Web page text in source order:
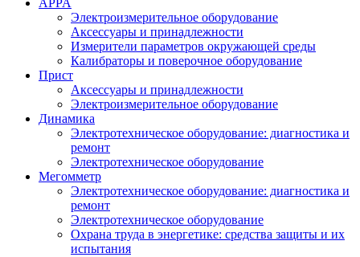
APPA
Электроизмерительное оборудование
Аксессуары и принадлежности
Измерители параметров окружающей среды
Калибраторы и поверочное оборудование
Прист
Аксессуары и принадлежности
Электроизмерительное оборудование
Динамика
Электротехническое оборудование: диагностика и
ремонт
Электротехническое оборудование
Мегомметр
Электротехническое оборудование: диагностика и
ремонт
Электротехническое оборудование
Охрана труда в энергетике: средства защиты и их
испытания